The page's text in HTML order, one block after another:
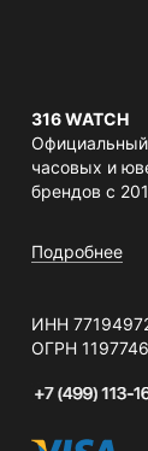
316 WATCH
часовых и
брендов с
Подробнее
ИНН
ОГРН